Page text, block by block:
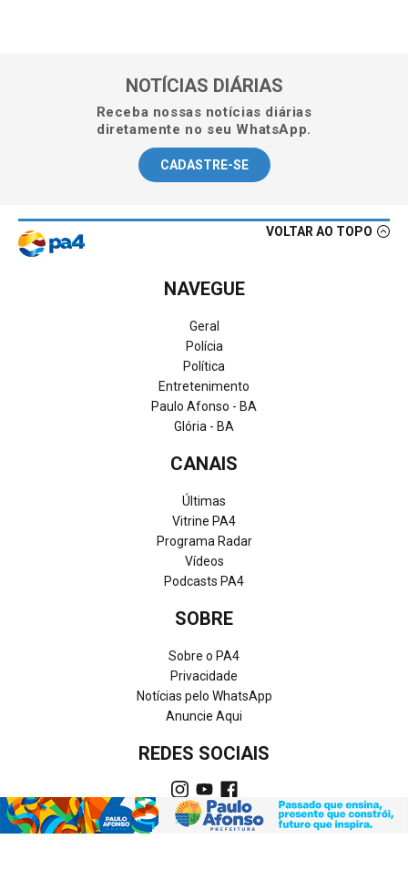
NOTÍCIAS DIÁRIAS
Receba nossas notícias diárias
diretamente no seu WhatsApp.
CADASTRE-SE
VOLTAR AO TOPO
NAVEGUE
Geral
Polícia
Política
Entretenimento
Paulo Afonso - BA
Glória - BA
CANAIS
Últimas
Vitrine PA4
Programa Radar
Vídeos
Podcasts PA4
SOBRE
Sobre o PA4
Privacidade
Notícias pelo WhatsApp
Anuncie Aqui
REDES SOCIAIS